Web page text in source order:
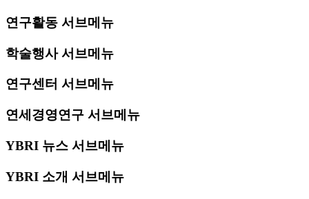
연구활동 서브메뉴
학술행사 서브메뉴
연구센터 서브메뉴
연세경영연구 서브메뉴
YBRI 뉴스 서브메뉴
YBRI 소개 서브메뉴